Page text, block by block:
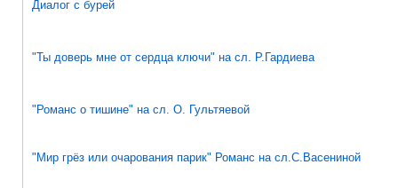
Диалог с бурей
"Ты доверь мне от сердца ключи" на сл. Р.Гардиева
"Романс о тишине" на сл. О. Гультяевой
"Мир грёз или очарования парик" Романс на сл.С.Васениной